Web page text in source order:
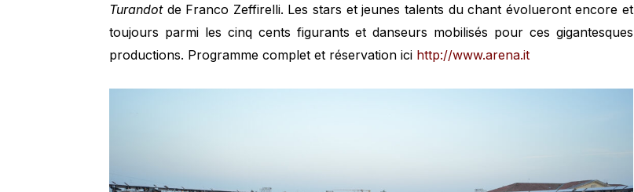
Turandotde Franco Zeffirelli. Les stars et jeunes talents du chant évolueront encore et
toujours parmi les cinq cents figurants et danseurs mobilisés pour ces gigantesques
productions. Programme complet et réservation ici http://www.arena.it